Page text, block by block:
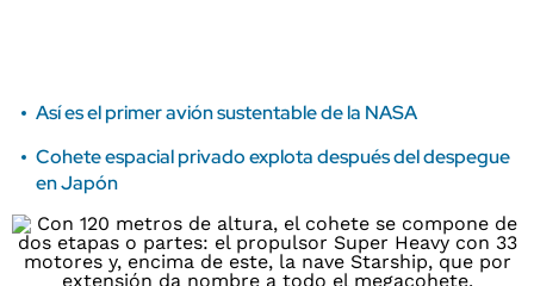
Así es el primer avión sustentable de la NASA
Cohete espacial privado explota después del despegue
en Japón